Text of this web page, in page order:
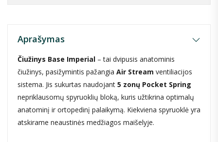
Aprašymas
Čiužinys Base Imperial – tai dvipusis anatominis
čiužinys, pasižymintis pažangia Air Stream ventiliacijos
sistema. Jis sukurtas naudojant 5 zonų Pocket Spring
nepriklausomų spyruoklių bloką, kuris užtikrina optimalų
anatominį ir ortopedinį palaikymą. Kiekviena spyruoklė yra
atskirame neaustinės medžiagos maišelyje.